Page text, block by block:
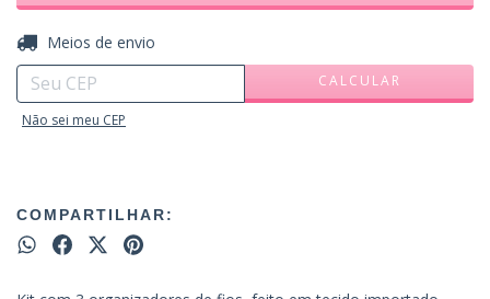
Entregas para o CEP:
Meios de envio
CALCULAR
Não sei meu CEP
COMPARTILHAR: